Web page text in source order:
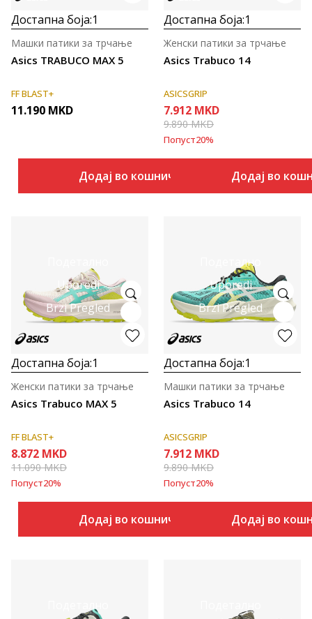
Достапна боја:1
Asics TRABUCO MAX 5
Машки патики за трчање
FF BLAST+
11.190 MKD
Додај во кошничка
Достапна боја:1
Asics Trabuco 14
Женски патики за трчање
ASICSGRIP
7.912 MKD
9.890MKD
Попуст20%
Додај во
Uporedi
Brzi Pregled
Достапна боја:1
Asics Trabuco MAX 5
Женски патики за трчање
FF BLAST+
8.872 MKD
11.090MKD
Попуст20%
Додај во кошничка
Подетално
Uporedi
Brzi Pregled
Достапна боја:1
Asics Trabuco 14
Машки патики за трчање
ASICSGRIP
7.912 MKD
9.890MKD
Попуст20%
Додај во
Подетално